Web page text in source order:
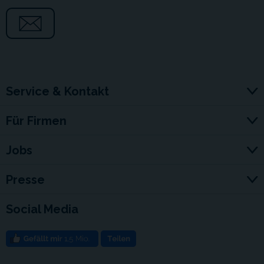
Service & Kontakt
Für Firmen
Jobs
Presse
Social Media